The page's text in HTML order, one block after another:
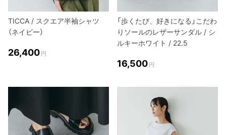
TICCA / スクエア半袖シャツ
（ネイビー）
26,400 円
「歩くたび、好きになる」こだわ
りソールのレザーサンダル / シ
ルキーホワイト / 22.5
16,500 円